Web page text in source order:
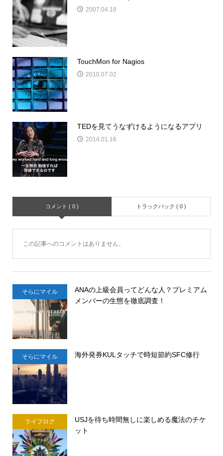
2007.04.18
TouchMon for Nagios
2010.07.02
TEDを見てうなずけるようになるアプリ
2014.01.16
コメント ( 0 ) トラックバック ( 0 )
この記事へのコメントはありません。
そらにマイル
ANAの上級会員ってどんな人？プレミアム
メンバーの生態を徹底調査！
そらにマイル 海外発券KULタッチで時短節約SFC修行
ライフログ
USJを待ち時間無しに楽しめる魔法のチケ
ット